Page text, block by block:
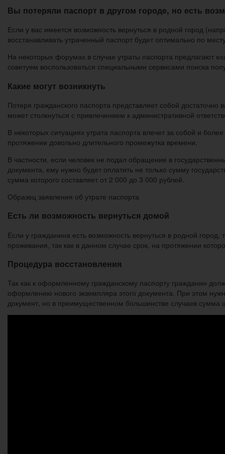
Вы потеряли паспорт в другом городе, но есть
Если у вас имеется возможность вернуться в родной город
восстанавливать утраченный паспорт будет оптимально по
На некоторых форумах в случае утраты паспорта предлагают
советуем воспользоваться специальными сервисами поиска
Какие могут возникнуть
Потеря гражданского паспорта представляет собой
может столкнуться с привлечением к административной
В некоторых ситуациях утрата паспорта влечет за собой и
протяжении довольно длительного промежутка времени.
В частности, если человек не подал обращение в
документа, ему нужно будет оплатить не только сумму
сумма которого составляет от 2 000 до 3 000 рублей.
Образец заявления об утрате паспорта
Есть ли возможность вернуться домой
Если у гражданина есть возможность вернуться в родной
проживания, так как в данном случае срок, на протяжении
Процедура восстановления
Так как к оформленному гражданскому паспорту гражданин
оформлению нового экземпляра этого документа. При этом
документ, но в преимущественном большинстве случаев сумма